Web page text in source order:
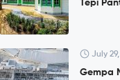
Tepi
July
Gempa